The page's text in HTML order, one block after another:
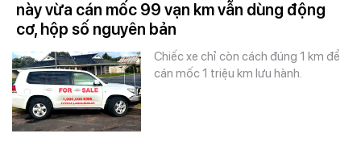
này vừa cán mốc 99 vạn km vẫn dùng động
cơ, hộp số nguyên bản
Chiếc xe chỉ còn cách đúng 1 km để
cán mốc 1 triệu km lưu hành.